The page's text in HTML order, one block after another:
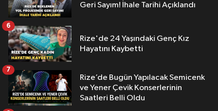
Geri Sayım! İhale Tarihi Açıklandı
Rize'de 24 Yaşındaki Genç Kız
Hayatını Kaybetti
6
Rize’de Bugün Yapılacak Semicenk
ve Yener Çevik Konserlerinin
Saatleri Belli Oldu
7